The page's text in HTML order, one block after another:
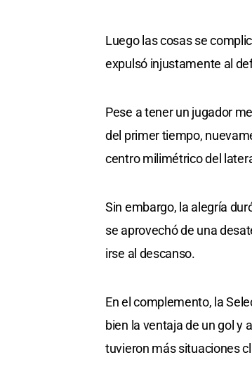
Luego las cosas se
expulsó injustamente al
Pese a tener un jugador
del primer tiempo,
centro milimétrico del
Sin embargo, la alegría
se aprovechó de una
irse al descanso.
En el complemento, la
bien la ventaja de un gol y
tuvieron más situaciones